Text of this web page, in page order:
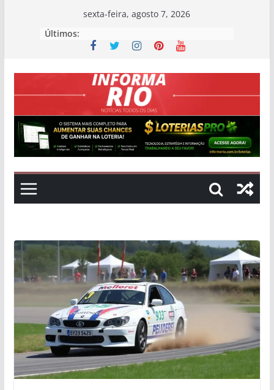
sexta-feira, agosto 7, 2026
Últimos: